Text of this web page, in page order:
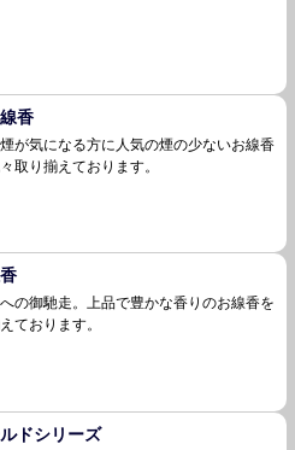
香
が気になる方に人気の煙の少ないお線香
取り揃えております。
の御馳走。上品で豊かな香りのお線香を
ております。
ドシリーズ